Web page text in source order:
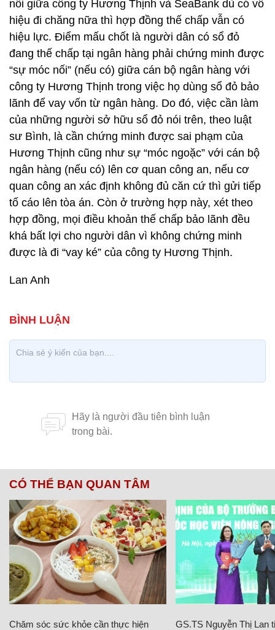
nối giữa công ty Hương Thịnh và SeaBank dù có vô
hiệu đi chăng nữa thì hợp đồng thế chấp vẫn có
hiệu lực. Điểm mấu chốt là người dân có sổ đỏ
đang thế chấp tại ngân hàng phải chứng minh được
“sự móc nối” (nếu có) giữa cán bộ ngân hàng với
công ty Hương Thịnh trong việc họ dùng sổ đỏ bảo
lãnh để vay vốn từ ngân hàng. Do đó, việc cần làm
của những người sở hữu sổ đỏ nói trên, theo luật
sư Bình, là cần chứng minh được sai phạm của
Hương Thịnh cũng như sự “móc ngoặc” với cán bộ
ngân hàng (nếu có) lên cơ quan công an, nếu cơ
quan công an xác định không đủ căn cứ thì gửi tiếp
tố cáo lên tòa án. Còn ở trường hợp này, xét theo
hợp đồng, mọi điều khoản thế chấp bảo lãnh đều
khá bất lợi cho người dân vì không chứng minh
được là đi “vay ké” của công ty Hương Thịnh.
Lan Anh
CÓ THỂ BẠN QUAN TÂM
Chăm sóc sức khỏe cần thực hiện
GS.TS Nguyễn Thị Lan